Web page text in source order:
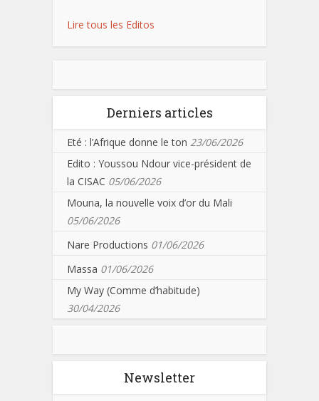
Lire tous les Editos
Derniers articles
Eté : l’Afrique donne le ton 23/06/2026
Edito : Youssou Ndour vice-président de
la CISAC 05/06/2026
Mouna, la nouvelle voix d’or du Mali
05/06/2026
Nare Productions 01/06/2026
Massa 01/06/2026
My Way (Comme d’habitude)
30/04/2026
Newsletter